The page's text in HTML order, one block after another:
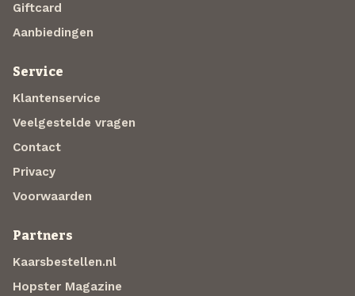
Giftcard
Aanbiedingen
Service
Klantenservice
Veelgestelde vragen
Contact
Privacy
Voorwaarden
Partners
Kaarsbestellen.nl
Hopster Magazine